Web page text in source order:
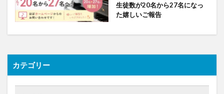
生徒数が20名から27名になっ
た嬉しいご報告
カテゴリー